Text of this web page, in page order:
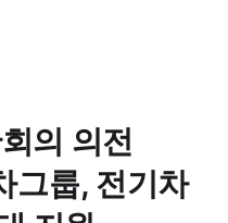
의 의전
그룹, 전기차